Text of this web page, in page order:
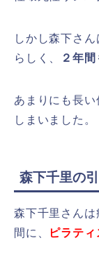
しかし森下さ
らしく、
２年
あまりにも長
しまいました。
森下千里の
森下千里さんは
間に、
ピラテ